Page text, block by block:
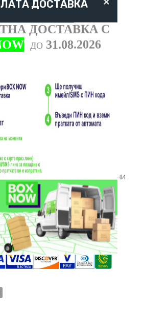
лв. -10%
ДОБАВИ КЪМ ЖЕЛАНИ
ДОСТАВКА
ДОСТАВКА С
ДО 31.08.2026